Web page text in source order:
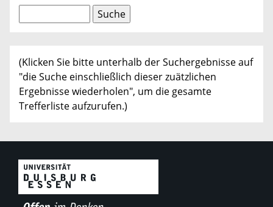
(Klicken Sie bitte unterhalb der Suchergebnisse auf
"die Suche einschließlich dieser zuätzlichen
Ergebnisse wiederholen", um die gesamte
Trefferliste aufzurufen.)